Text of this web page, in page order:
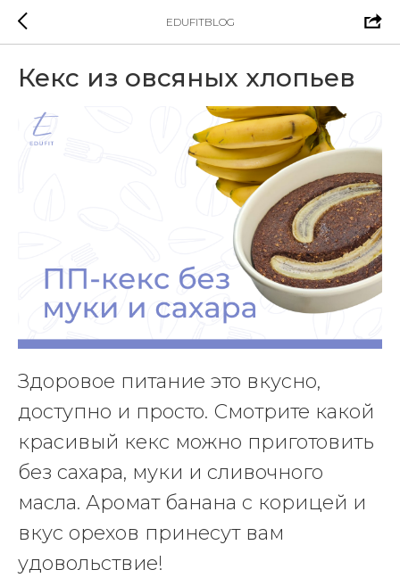
EDUFITBLOG
Кекс из овсяных хлопьев
Здоровое питание это вкусно,
доступно и просто. Смотрите какой
красивый кекс можно приготовить
без сахара, муки и сливочного
масла. Аромат банана с корицей и
вкус орехов принесут вам
удовольствие!